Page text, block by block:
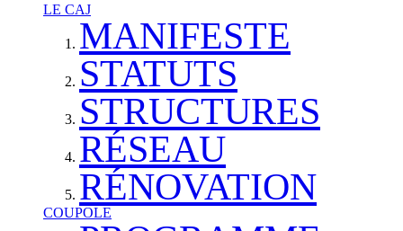
LE CAJ
MANIFESTE
STATUTS
STRUCTURES
RÉSEAU
RÉNOVATION
COUPOLE